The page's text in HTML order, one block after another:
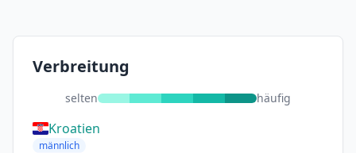
Verbreitung
selten häufig
Kroatien
männlich